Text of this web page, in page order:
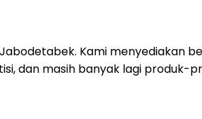
Kami menyediakan
dan masih banyak lagi produk-